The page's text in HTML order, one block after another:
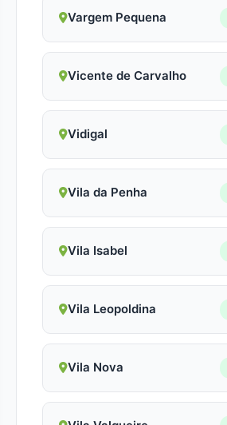
Vargem Pequena
Vicente de Carvalho
Vidigal
Vila da Penha
Vila Isabel
Vila Leopoldina
Vila Nova